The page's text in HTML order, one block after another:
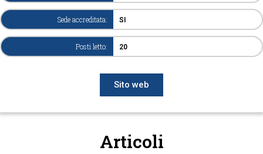
Sede accreditata: SI
Posti letto: 20
Sito web
Articoli